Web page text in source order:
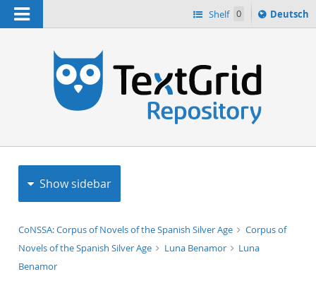
Navigation Shelf 0
Sprache
ï¿½ndern
Deutsch
Show sidebar
CoNSSA: Corpus of Novels of the Spanish Silver Age
Corpus of
Novels of the Spanish Silver Age
Luna Benamor
Luna
Benamor